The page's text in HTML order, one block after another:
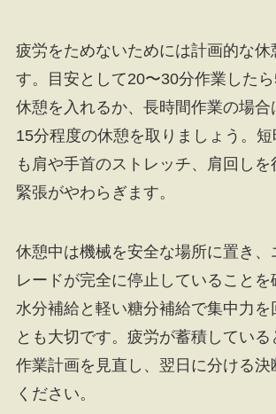
疲労をためないためには計画的な休
す。目安として20〜30分作業した
休憩を入れるか、長時間作業の場合
15分程度の休憩を取りましょう。
も肩や手首のストレッチ、肩回し
緊張がやわらぎます。
休憩中は機械を安全な場所に置き、
レードが完全に停止していることを
水分補給と軽い糖分補給で集中力を
とも大切です。疲労が蓄積している
作業計画を見直し、翌日に分ける決
ください。